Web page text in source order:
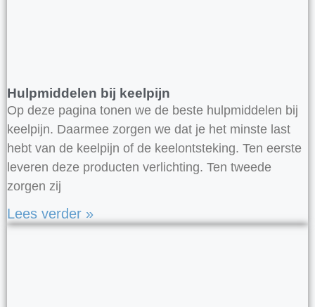
Hulpmiddelen bij keelpijn
Op deze pagina tonen we de beste hulpmiddelen bij
keelpijn. Daarmee zorgen we dat je het minste last
hebt van de keelpijn of de keelontsteking. Ten eerste
leveren deze producten verlichting. Ten tweede
zorgen zij
Lees verder »